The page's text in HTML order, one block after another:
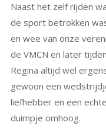
Naast het zelf rijden
de sport betrokken
en wee van onze
de VMCN en later
Regina altijd wel
gewoon een
liefhebber en een
duimpje omhoog.